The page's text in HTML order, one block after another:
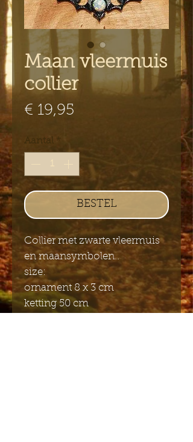
Maan vleermuis
collier
€ 19,95
Aantal *
BESTEL
Collier met zwarte vleermuis
en maansymbolen..
size:
ornament 8 x 3 cm
ketting 50 cm